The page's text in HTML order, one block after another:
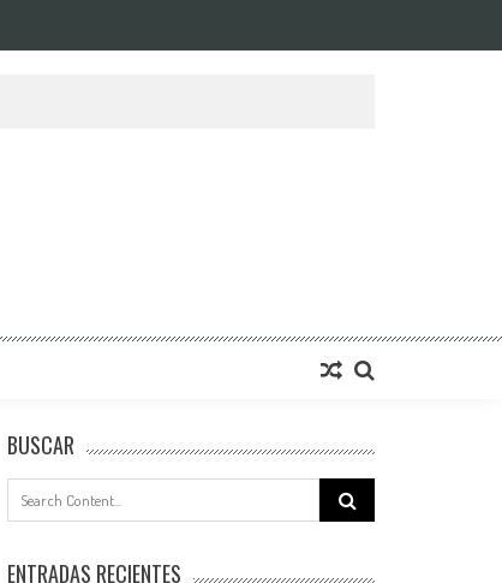
BUSCAR
Search
for:
ENTRADAS RECIENTES